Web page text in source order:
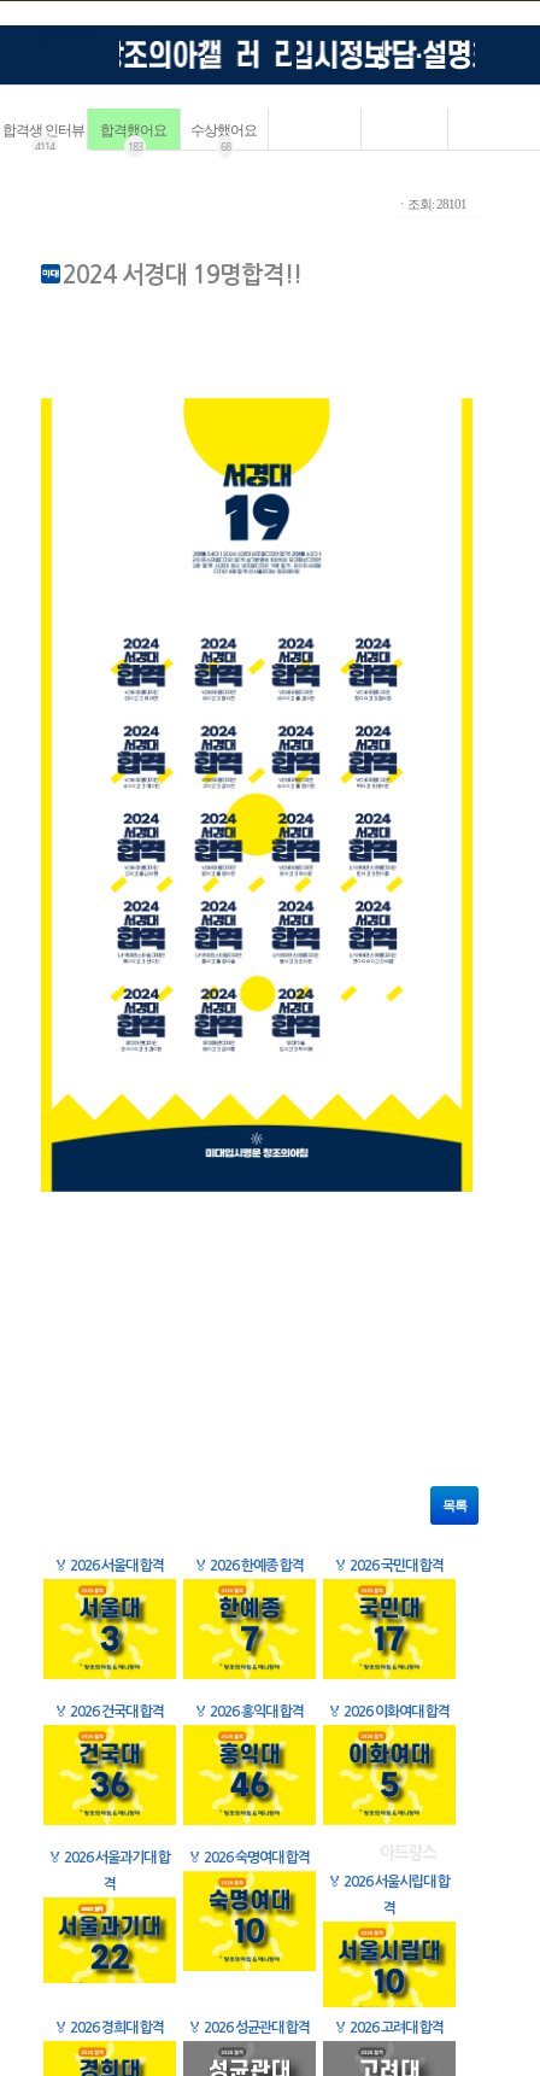
합격생 인터뷰
4114
합격했어요
183
수상했어요
68
ㆍ조회: 28101
2024 서경대 19명합격!!
목록
🏅 2026 서울대 합격 🏅 2026 한예종 합격 🏅 2026 국민대 합격
🏅 2026 건국대 합격 🏅 2026 홍익대 합격 🏅 2026 이화여대 합격
🏅 2026 서울과기대 합
격
🏅 2026 숙명여대 합격
🏅 2026 서울시립대 합
격
🏅 2026 경희대 합격 🏅 2026 성균관대 합격 🏅 2026 고려대 합격